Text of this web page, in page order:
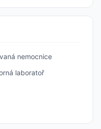
nemocnice
laboratoř